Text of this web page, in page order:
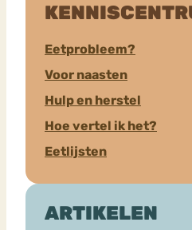
Eetprobleem?
Voor naasten
Hulp en herstel
Hoe vertel ik het?
Eetlijsten
ARTIKELEN